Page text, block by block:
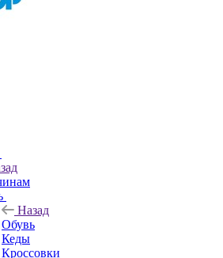
Назад
Обувь
Кеды
Кроссовки